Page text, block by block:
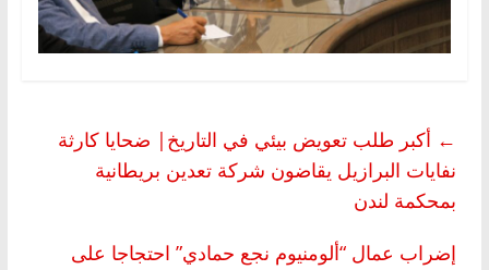
← أكبر طلب تعويض بيئي في التاريخ| ضحايا كارثة
نفايات البرازيل يقاضون شركة تعدين بريطانية
بمحكمة لندن
إضراب عمال “ألومنيوم نجع حمادي” احتجاجا على